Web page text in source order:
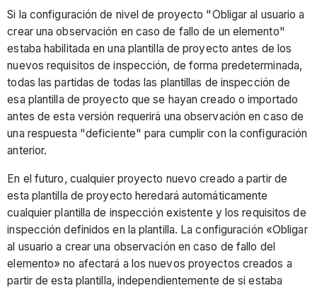
horarios
de
inspección?
Si la configuración de nivel de proyecto "Obligar al usuario a
crear una observación en caso de fallo de un elemento"
estaba habilitada en una plantilla de proyecto antes de los
nuevos requisitos de inspección, de forma predeterminada,
todas las partidas de todas las plantillas de inspección de
esa plantilla de proyecto que se hayan creado o importado
antes de esta versión requerirá una observación en caso de
una respuesta "deficiente" para cumplir con la configuración
anterior.
En el futuro, cualquier proyecto nuevo creado a partir de
esta plantilla de proyecto heredará automáticamente
cualquier plantilla de inspección existente y los requisitos de
inspección definidos en la plantilla. La configuración «Obligar
al usuario a crear una observación en caso de fallo del
elemento» no afectará a los nuevos proyectos creados a
partir de esta plantilla, independientemente de si estaba